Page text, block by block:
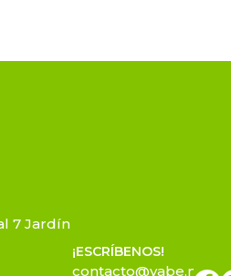
7 Jardín
¡ESCRÍBENOS!
contacto@yabe.mx